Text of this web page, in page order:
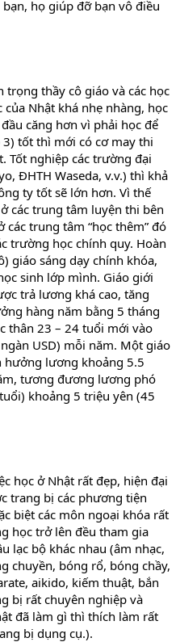
họ giúp đỡ bạn vô điều
thầy cô giáo và các học
Nhật khá nhẹ nhàng, học
căng hơn vì phải học để
tốt thì mới có cơ may thi
Tốt nghiệp các trường đại
ĐHTH Waseda, v.v.) thì khả
ty tốt sẽ lớn hơn. Vì thế
các trung tâm luyện thi bên
trung tâm “học thêm” đó
trường học chính quy. Hoàn
giáo sáng dạy chính khóa,
sinh lớp mình. Giáo giới
trả lương khá cao, tăng
hàng năm bằng 5 tháng
thân 23 – 24 tuổi mới vào
USD) mỗi năm. Một giáo
hưởng lương khoảng 5.5
tương đương lương phó
khoảng 5 triệu yên (45
học ở Nhật rất đẹp, hiện đại
trang bị các phương tiện
biệt các môn ngoại khóa rất
học trở lên đều tham gia
lạc bộ khác nhau (âm nhạc,
chuyền, bóng rổ, bóng chầy,
aikido, kiếm thuật, bắn
bị rất chuyên nghiệp và
đã làm gì thì thích làm rất
bị dụng cụ.).